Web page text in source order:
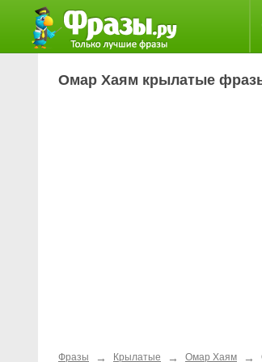
Омар Хаям крылатые
Фразы → Крылатые → Омар Хаям →